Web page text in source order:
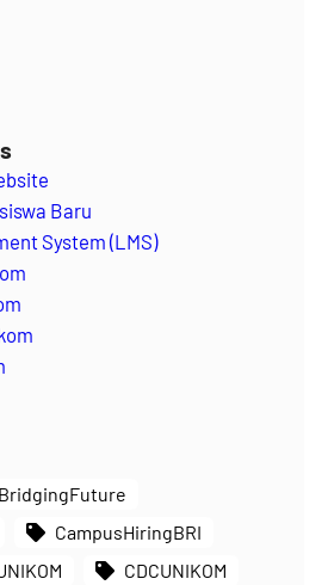
Baru
System (LMS)
BridgingFuture
CampusHiringBRI
CDCUNIKOM